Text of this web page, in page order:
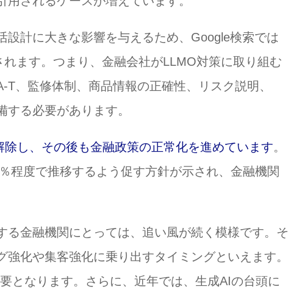
計に大きな影響を与えるため、Google検索では
ます。つまり、金融会社がLLMO対策に取り組む
、監修体制、商品情報の正確性、リスク説明、
る必要があります。
し、その後も金融政策の正常化を進めています。
程度で推移するよう促す方針が示され、金融機関
金融機関にとっては、追い風が続く模様です。そ
化や集客強化に乗り出すタイミングといえます。
となります。さらに、近年では、生成AIの台頭に